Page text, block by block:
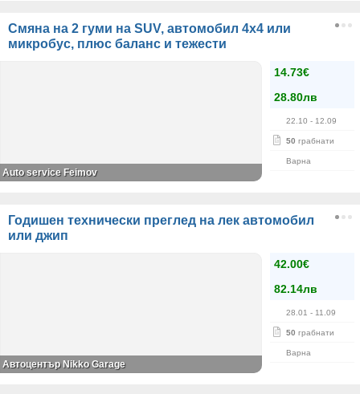
Смяна на 2 гуми на SUV, автомобил 4x4 или
микробус, плюс баланс и тежести
14.73€
28.80лв
22.10 - 12.09
50 грабнати
Варна
Auto service Feimov
Годишен технически преглед на лек автомобил
или джип
42.00€
82.14лв
28.01 - 11.09
50 грабнати
Варна
Автоцентър Nikko Garage